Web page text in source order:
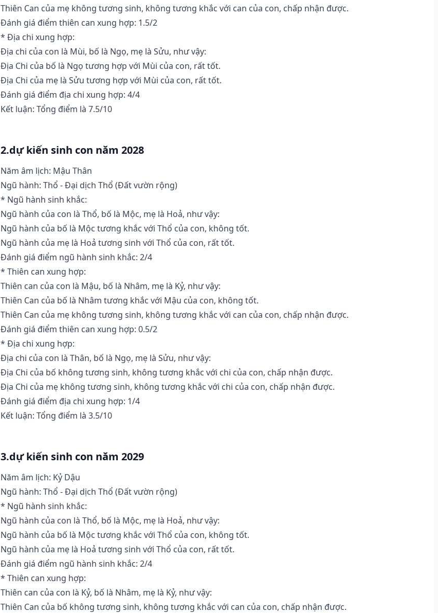
Thiên Can của mẹ không tương sinh, không tương khắc với can của con, chấp nhận được.
Đánh giá điểm thiên can xung hợp: 1.5/2
* Địa chi xung hợp:
Địa chi của con là Mùi, bố là Ngọ, mẹ là Sửu, như vậy:
Địa Chi của bố là Ngọ tương hợp với Mùi của con, rất tốt.
Địa Chi của mẹ là Sửu tương hợp với Mùi của con, rất tốt.
Đánh giá điểm địa chi xung hợp: 4/4
Kết luận: Tổng điểm là 7.5/10
2.dự kiến sinh con năm 2028
Năm âm lịch: Mậu Thân
Ngũ hành: Thổ - Đại dịch Thổ (Ðất vườn rộng)
* Ngũ hành sinh khắc:
Ngũ hành của con là Thổ, bố là Mộc, mẹ là Hoả, như vậy:
Ngũ hành của bố là Mộc tương khắc với Thổ của con, không tốt.
Ngũ hành của mẹ là Hoả tương sinh với Thổ của con, rất tốt.
Đánh giá điểm ngũ hành sinh khắc: 2/4
* Thiên can xung hợp:
Thiên can của con là Mậu, bố là Nhâm, mẹ là Kỷ, như vậy:
Thiên Can của bố là Nhâm tương khắc với Mậu của con, không tốt.
Thiên Can của mẹ không tương sinh, không tương khắc với can của con, chấp nhận được.
Đánh giá điểm thiên can xung hợp: 0.5/2
* Địa chi xung hợp:
Địa chi của con là Thân, bố là Ngọ, mẹ là Sửu, như vậy:
Địa Chi của bố không tương sinh, không tương khắc với chi của con, chấp nhận được.
Địa Chi của mẹ không tương sinh, không tương khắc với chi của con, chấp nhận được.
Đánh giá điểm địa chi xung hợp: 1/4
Kết luận: Tổng điểm là 3.5/10
3.dự kiến sinh con năm 2029
Năm âm lịch: Kỷ Dậu
Ngũ hành: Thổ - Đại dịch Thổ (Ðất vườn rộng)
* Ngũ hành sinh khắc:
Ngũ hành của con là Thổ, bố là Mộc, mẹ là Hoả, như vậy:
Ngũ hành của bố là Mộc tương khắc với Thổ của con, không tốt.
Ngũ hành của mẹ là Hoả tương sinh với Thổ của con, rất tốt.
Đánh giá điểm ngũ hành sinh khắc: 2/4
* Thiên can xung hợp:
Thiên can của con là Kỷ, bố là Nhâm, mẹ là Kỷ, như vậy:
Thiên Can của bố không tương sinh, không tương khắc với can của con, chấp nhận được.